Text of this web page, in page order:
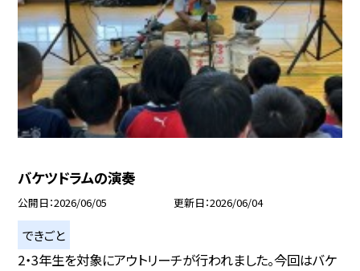
バケツドラムの演奏
公開日 2026/06/05 更新日 2026/06/04
できごと
2・3年生を対象にアウトリーチが行われました。今回はバケ